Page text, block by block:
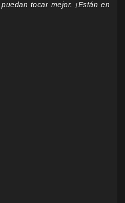
tocar mejor. ¡Están en